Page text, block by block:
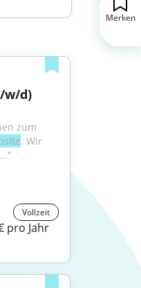
d)
zum
. Wir
Vollzeit
pro Jahr
Merken